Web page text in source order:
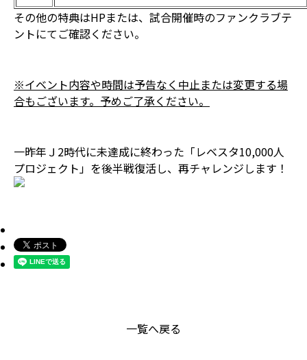
その他の特典はHPまたは、試合開催時のファンクラブテ
ントにてご確認ください。
※イベント内容や時間は予告なく中止または変更する場
合もございます。予めご了承ください。
一昨年Ｊ2時代に未達成に終わった「レベスタ10,000人
プロジェクト」を後半戦復活し、再チャレンジします！
一覧へ戻る